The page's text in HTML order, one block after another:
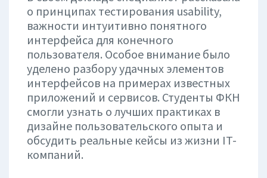
о принципах тестирования usability,
важности интуитивно понятного
интерфейса для конечного
пользователя. Особое внимание было
уделено разбору удачных элементов
интерфейсов на примерах известных
приложений и сервисов. Студенты ФКН
смогли узнать о лучших практиках в
дизайне пользовательского опыта и
обсудить реальные кейсы из жизни IT-
компаний.